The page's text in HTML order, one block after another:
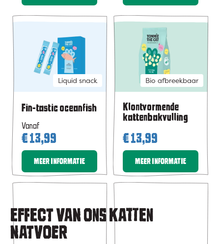
Liquid snack
Fin-tastic oceanfish
Vanaf
€13,99
MEER INFORMATIE
Bio afbreekbaar
Klontvormende
kattenbakvulling
€13,99
MEER INFORMATIE
EFFECT VAN ONS KATTEN
NATVOER